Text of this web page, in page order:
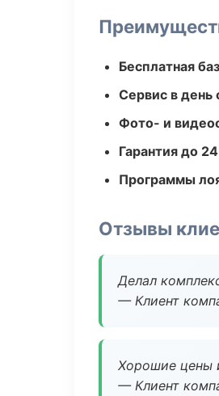
Бесплатная
Сервис в день
Фото- и
Гарантия до
Программы
Отзывы
Делал
— Клиент
Хорошие цены
— Клиент